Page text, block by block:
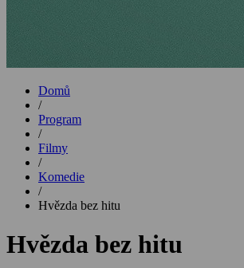
Domů
/
Program
/
Filmy
/
Komedie
/
Hvězda bez hitu
Hvězda bez hitu